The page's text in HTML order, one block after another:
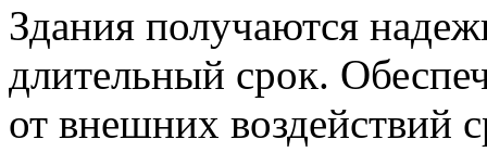
Здания получаются
длительный срок.
от внешних воздействий